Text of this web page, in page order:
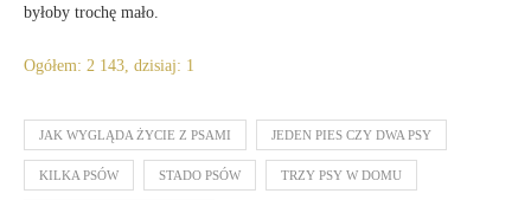
byłoby trochę mało.
Ogółem: 2 143, dzisiaj: 1
JAK WYGLĄDA ŻYCIE Z PSAMI JEDEN PIES CZY DWA PSY
KILKA PSÓW STADO PSÓW TRZY PSY W DOMU